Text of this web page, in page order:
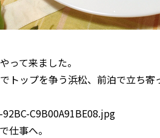
って来ました。
トップを争う浜松、前泊で立ち
仕事へ。